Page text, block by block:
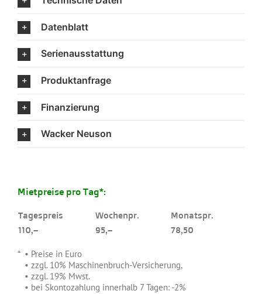
Datenblatt
Serienausstattung
Produktanfrage
Finanzierung
Wacker Neuson
Mietpreise pro Tag*:
Tagespreis Wochenpr.
Monatspr.
110,–
95,–
78,50
* • Preise in Euro
• zzgl. 10% Maschinenbruch-Versicherung,
• zzgl. 19% Mwst.
• bei Skontozahlung innerhalb 7 Tagen: -2%